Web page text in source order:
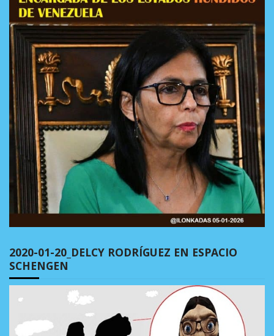
2020-01-20_DELCY RODRÍGUEZ EN ESPACIO
SCHENGEN